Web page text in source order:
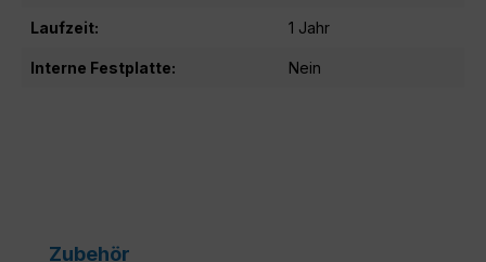
Laufzeit: 1 Jahr
Interne Festplatte: Nein
Produktgalerie überspringen
Zubehör